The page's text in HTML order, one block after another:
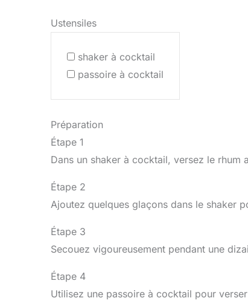
Ustensiles
shaker à cocktail
passoire à cocktail
Préparation
Étape 1
Dans un shaker à cocktail, versez le rhum
Étape 2
Ajoutez quelques glaçons dans le shaker
Étape 3
Secouez vigoureusement pendant une
Étape 4
Utilisez une passoire à cocktail pour